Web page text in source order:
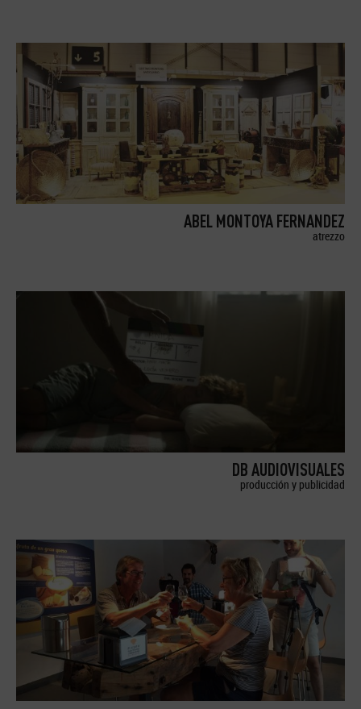
ABEL MONTOYA FERNANDEZ
atrezzo
DB AUDIOVISUALES
producción y publicidad